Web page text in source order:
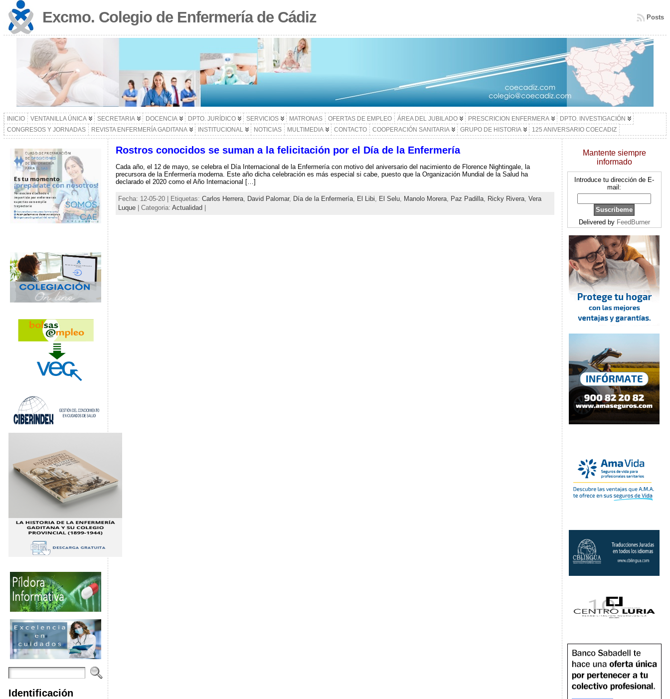
Excmo. Colegio de Enfermería de Cádiz Posts
INICIO VENTANILLA ÚNICA SECRETARIA DOCENCIA DPTO. JURÍDICO SERVICIOS MATRONAS OFERTAS DE EMPLEO ÁREA DEL JUBILADO PRESCRICION ENFERMERA
DPTO. INVESTIGACIÓN
CONGRESOS Y JORNADAS
REVISTA ENFERMERÍA GADITANA INSTITUCIONAL NOTICIAS MULTIMEDIA CONTACTO COOPERACIÓN SANITARIA GRUPO DE HISTORIA 125 ANIVERSARIO COECADIZ
Identificación
Rostros conocidos se suman a la felicitación por el Día de la Enfermería
Cada año, el 12 de mayo, se celebra el Día Internacional de la Enfermería con motivo del aniversario del nacimiento de Florence Nightingale, la
precursora de la Enfermería moderna. Este año dicha celebración es más especial si cabe, puesto que la Organización Mundial de la Salud ha
declarado el 2020 como el Año Internacional […]
Fecha: 12-05-20 | Etiquetas: Carlos Herrera, David Palomar, Día de la Enfermería, El Libi El Selu, Manolo Morera, Paz Padilla, Ricky Rivera, Vera
Luque| Categoria: Actualidad|
Mantente siempre
informado
Introduce tu dirección de E-
mail:
Delivered by FeedBurner